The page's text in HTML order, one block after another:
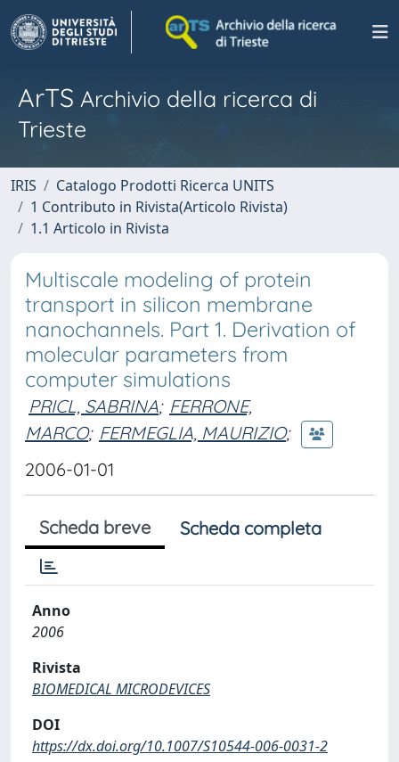
ArTS Archivio della ricerca di
Trieste
IRIS
Catalogo Prodotti Ricerca UNITS
1 Contributo in Rivista(Articolo Rivista)
1.1 Articolo in Rivista
Multiscale modeling of protein
transport in silicon membrane
nanochannels. Part 1. Derivation of
molecular parameters from
computer simulations
PRICL, SABRINA; FERRONE,
MARCO; FERMEGLIA, MAURIZIO;
2006-01-01
Scheda breve Scheda completa
Anno
2006
Rivista
BIOMEDICAL MICRODEVICES
DOI
https://dx.doi.org/10.1007/S10544-006-0031-2